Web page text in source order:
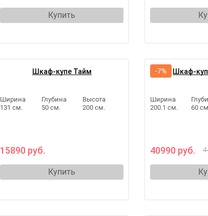
Купить
Шкаф-купе Тайм
Ширина
131 см.
Глубина
50 см.
Высота
200 см.
15890 руб.
Купить
Шкаф-
Ширина
200.1 см.
60
40990 руб.
-7%